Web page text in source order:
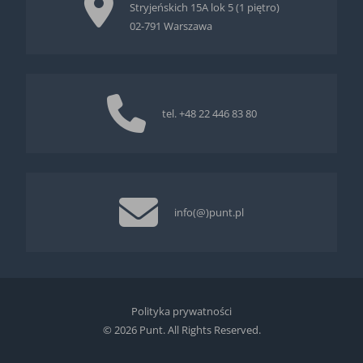
Stryjeńskich 15A lok 5 (1 piętro)
02-791 Warszawa
tel. +48 22 446 83 80
info(@)punt.pl
Polityka prywatności
© 2026 Punt. All Rights Reserved.